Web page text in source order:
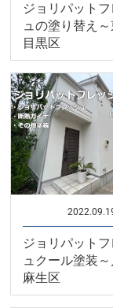
ジョリパット
ュの塗り替え
目黒区
ジョリパット
ュクール塗装
麻生区